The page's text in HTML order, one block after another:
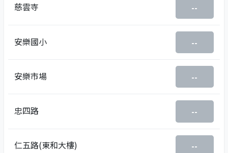
慈雲寺 --
安樂國小 --
安樂市場 --
忠四路 --
仁五路(東和大樓) --